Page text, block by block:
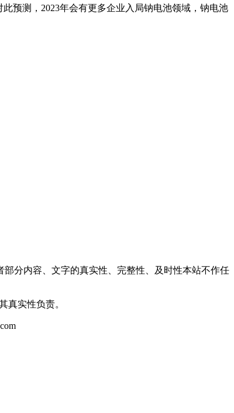
预测，2023年会有更多企业入局钠电池领域，钠电池
分内容、文字的真实性、完整性、及时性本站不作任
真实性负责。